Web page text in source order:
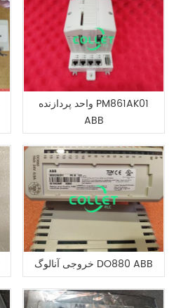
واحد پردازنده PM861AK01
ABB
خروجی آنالوگ DO880 ABB